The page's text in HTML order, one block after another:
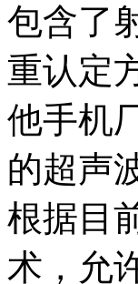
包含了
重认定
他手机
的超声
根据目
术，允